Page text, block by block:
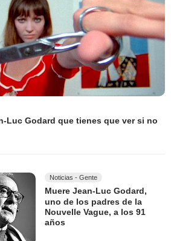
Luc Godard que tienes que ver si no
Noticias - Gente
Muere Jean-Luc Godard,
uno de los padres de la
Nouvelle Vague, a los 91
años